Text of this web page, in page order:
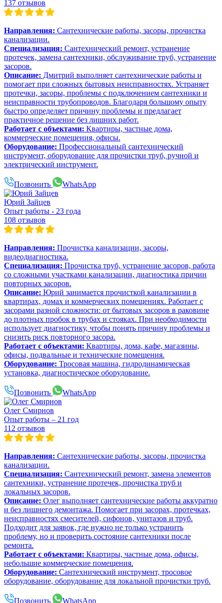
137 отзывов
Направления: Сантехнические работы, засоры, прочистка
канализации.
Специализация: Сантехнический ремонт, устранение
протечек, замена сантехники, обслуживание труб, устранение
засоров.
Описание: Дмитрий выполняет сантехнические работы и
помогает при сложных бытовых неисправностях. Устраняет
протечки, засоры, проблемы с подключением сантехники и
неисправности трубопроводов. Благодаря большому опыту
быстро определяет причину проблемы и предлагает
практичное решение без лишних работ.
Работает с объектами: Квартиры, частные дома,
коммерческие помещения, офисы.
Оборудование: Профессиональный сантехнический
инструмент, оборудование для прочистки труб, ручной и
электрический инструмент.
Позвонить WhatsApp
Юрий Зайцев
Опыт работы - 23 года
108 отзывов
Направления: Прочистка канализации, засоры,
видеодиагностика.
Специализация: Прочистка труб, устранение засоров, работа
со сложными участками канализации, диагностика причин
повторных засоров.
Описание: Юрий занимается прочисткой канализации в
квартирах, домах и коммерческих помещениях. Работает с
засорами разной сложности: от бытовых засоров в раковине
до плотных пробок в трубах и стояках. При необходимости
использует диагностику, чтобы понять причину проблемы и
снизить риск повторного засора.
Работает с объектами: Квартиры, дома, кафе, магазины,
офисы, подвальные и технические помещения.
Оборудование: Тросовая машина, гидродинамическая
установка, диагностическое оборудование.
Позвонить WhatsApp
Олег Смирнов
Опыт работы – 21 год
112 отзывов
Направления: Сантехнические работы, засоры, прочистка
канализации.
Специализация: Сантехнический ремонт, замена элементов
сантехники, устранение протечек, прочистка труб и
локальных засоров.
Описание: Олег выполняет сантехнические работы аккуратно
и без лишнего демонтажа. Помогает при засорах, протечках,
неисправностях смесителей, сифонов, унитазов и труб.
Подходит для заявок, где нужно не только устранить
проблему, но и проверить состояние сантехники после
ремонта.
Работает с объектами: Квартиры, частные дома, офисы,
небольшие коммерческие помещения.
Оборудование: Сантехнический инструмент, тросовое
оборудование, оборудование для локальной прочистки труб.
Позвонить WhatsApp